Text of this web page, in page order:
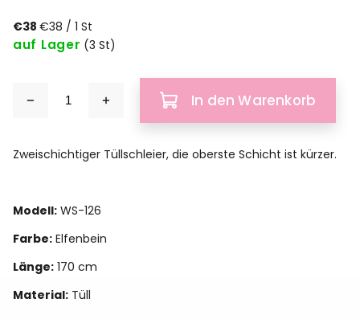
€38 €38 / 1 St
auf Lager (3 St)
In den Warenkorb
Zweischichtiger Tüllschleier, die oberste Schicht ist kürzer.
Modell: WS-126
Farbe: Elfenbein
Länge: 170 cm
Material: Tüll